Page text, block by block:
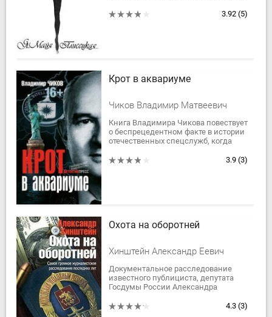
знанием дела пишет о главной3.92 (5)
Крот в аквариуме
Чиков Владимир Матвеевич
Книга Владимира Чикова повествует
о беспрецедентном факте в истории
отечественных спецслужб, когда
судьбы сотен советских разведчиков
3.9 (3)
Охота на оборотней
Хинштейн Александр Еевич
Документальное расследование
известного публициста, депутата
Госдумы России Александра
громком милицейском скандале
4.3 (3)